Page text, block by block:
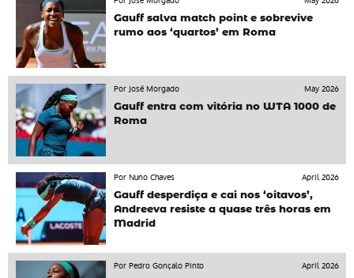
Gauff salva match point e sobrevive
rumo aos ‘quartos’ em Roma
Por José Morgado
May 2026
Gauff entra com vitória no WTA 1000 de
Roma
Por Nuno Chaves
April 2026
Gauff desperdiça e cai nos ‘oitavos’,
Andreeva resiste a quase três horas em
Madrid
Por Pedro Gonçalo Pinto
April 2026